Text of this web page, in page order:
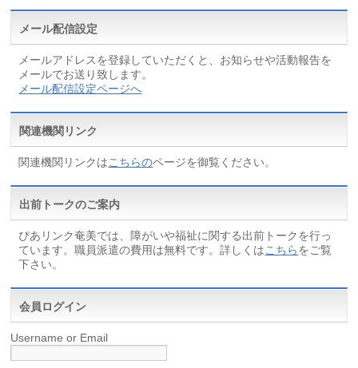
メール配信設定
メールアドレスを登録していただくと、お知らせや活動報告を
メールでお送り致します。
メール配信設定ページへ
関連機関リンク
関連機関リンクはこちらのページを御覧ください。
出前トークのご案内
ぴあリンク奄美では、障がいや福祉に関する出前トークを行っ
ています。職員派遣の費用は無料です。詳しくはこちらをご覧
下さい。
会員ログイン
Username or Email